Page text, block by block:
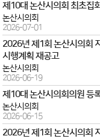
제10대 논산시의회 최초집
논산시의회
2026-07-01
2026년 제1회 논산시의회
시행계획 재공고
논산시의회
2026-06-19
제10대 논산시의회의원 등
논산시의회
2026-06-15
2026년 제1회 논산시의회